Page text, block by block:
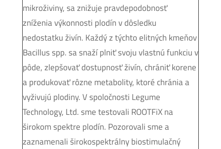
mikroživiny, sa znižuje pravdepodobnosť
zníženia výkonnosti plodín v dôsledku
nedostatku živín. Každý z týchto elitných kmeňov
Bacillus spp. sa snaží plniť svoju vlastnú funkciu v
pôde, zlepšovať dostupnosť živín, chrániť korene
a produkovať rôzne metabolity, ktoré chránia a
vyživujú plodiny. V spoločnosti Legume
Technology, Ltd. sme testovali ROOTFiX na
širokom spektre plodín. Pozorovali sme a
zaznamenali širokospektrálny biostimulačný